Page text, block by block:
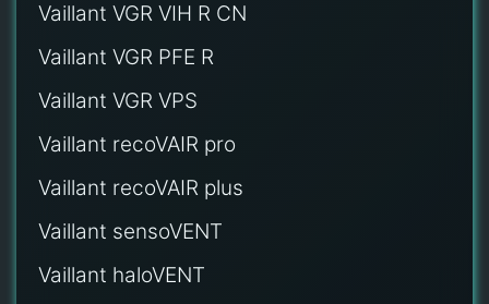
Vaillant VGR VIH R CN
Vaillant VGR PFE R
Vaillant VGR VPS
Vaillant recoVAIR pro
Vaillant recoVAIR plus
Vaillant sensoVENT
Vaillant haloVENT